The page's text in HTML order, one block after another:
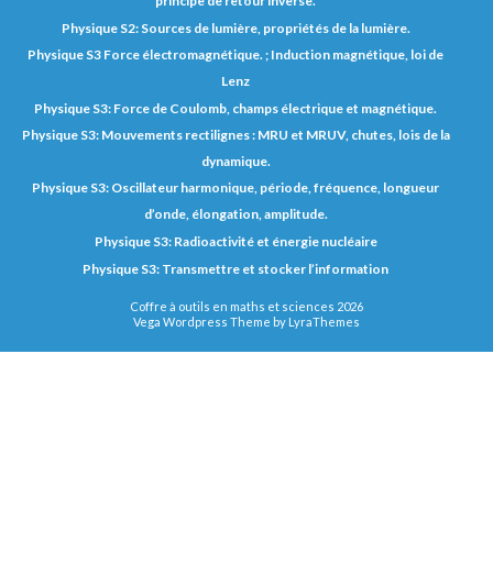
Physique S2: Sources de lumière, propriétés de la lumière.
Physique S3 Force électromagnétique. ; Induction magnétique, loi de
Lenz
Physique S3: Force de Coulomb, champs électrique et magnétique.
Physique S3: Mouvements rectilignes : MRU et MRUV, chutes, lois de la
dynamique.
Physique S3: Oscillateur harmonique, période, fréquence, longueur
d’onde, élongation, amplitude.
Physique S3: Radioactivité et énergie nucléaire
Physique S3: Transmettre et stocker l’information
Coffre à outils en maths et sciences 2026
Vega Wordpress Theme by LyraThemes